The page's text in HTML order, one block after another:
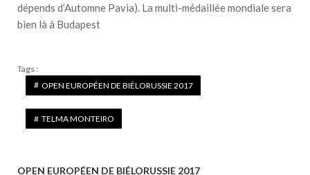
dépends d’Automne Pavia). La multi-médaillée mondiale sera
bien là à Budapest
Tags :
OPEN EUROPÉEN DE BIÉLORUSSIE 2017
TELMA MONTEIRO
OPEN EUROPÉEN DE BIÉLORUSSIE 2017